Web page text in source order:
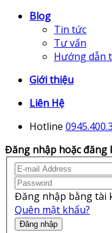
Blog
Tin tức
Tư vấn
Hướng dẫn
Giới thiệu
Liên Hệ
Hotline
Đăng nhập hoặc đăng
Đăng nhập bằng tài
Quên mật khẩu?
Đăng nhập